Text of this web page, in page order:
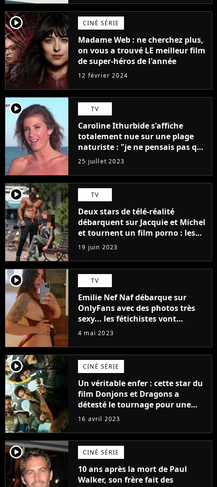
player2 CINÉ SÉRIE
Madame Web : ne cherchez plus,
on vous a trouvé LE meilleur film
de super-héros de l'année
12 février 2024
player2 TV
Caroline Ithurbide s'affiche
totalement nue sur une plage
naturiste : "je ne pensais pas que
j'arriverais à le faire..."
25 juillet 2023
player2 TV
Deux stars de télé-réalité
débarquent sur Jacquie et Michel
et tournent un film porno : les
premières images du tournage
(exclu)
19 juin 2023
player2 TV
Emilie Nef Naf débarque sur
OnlyFans avec des photos très
sexy... les fétichistes vont
prendre leur pied !
4 mai 2023
player2 CINÉ SÉRIE
Un véritable enfer : cette star du
film Donjons et Dragons a
détesté le tournage pour une
raison très spéciale
16 avril 2023
player2 CINÉ SÉRIE
10 ans après la mort de Paul
Walker, son frère fait des